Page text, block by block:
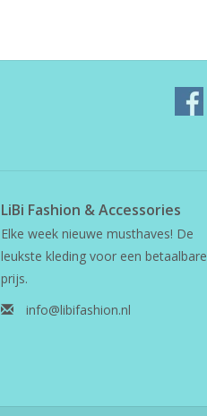
LiBi Fashion & Accessories
Elke week nieuwe musthaves! De
leukste kleding voor een betaalbare
prijs.
info@libifashion.nl